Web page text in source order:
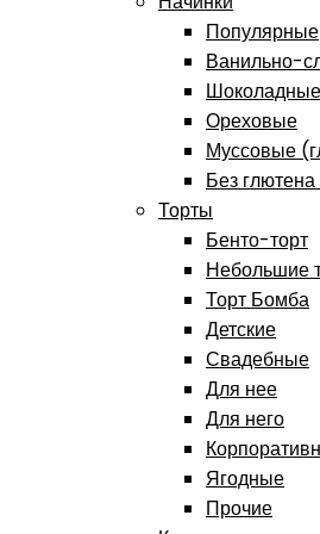
Популярные
Ванильно-
Шоколадные
Ореховые
Муссовые
Без
Торты
Бенто-торт
Небольшие
Торт Бомба
Детские
Свадебные
Для нее
Для него
Ягодные
Прочие